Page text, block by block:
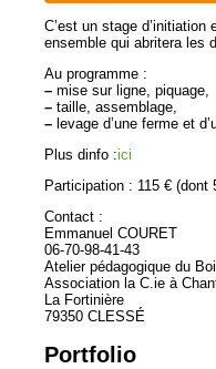
C’est un stage
ensemble qui abritera les
Au programme :
– mise sur ligne, piquage,
– taille, assemblage,
– levage d’une ferme et
Plus dinfo :ici
Participation : 115 € (dont
Contact :
Emmanuel COURET
06-70-98-41-43
Atelier pédagogique du
Association la C.ie à
La Fortinière
79350 CLESSÉ
Portfolio